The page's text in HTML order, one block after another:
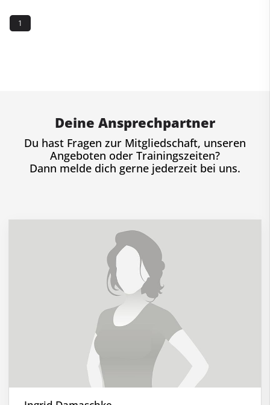
1
Deine Ansprechpartner
Du hast Fragen zur Mitgliedschaft, unseren
Angeboten oder Trainingszeiten?
Dann melde dich gerne jederzeit bei uns.